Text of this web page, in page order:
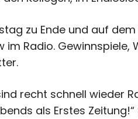
zu Ende und auf
Radio.
recht schnell wieder
als Erstes